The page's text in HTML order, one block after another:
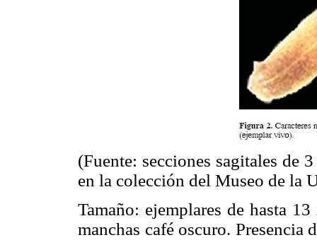
(Fuente: secciones sagitales de
en la colección del Museo de la
Tamaño: ejemplares de hasta
manchas café oscuro.